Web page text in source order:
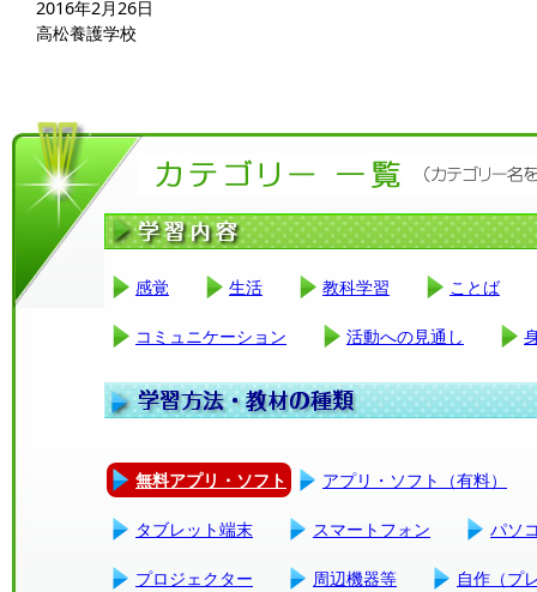
2016年2月26日
高松養護学校
感覚 生活 教科学習 ことば
コミュニケーション 活動への見通し
無料アプリ・ソフト アプリ・ソフト（有料）
タブレット端末 スマートフォン パソ
プロジェクター 周辺機器等 自作（プ